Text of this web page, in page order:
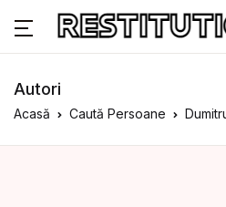
Autori
Acasă Caută Persoane